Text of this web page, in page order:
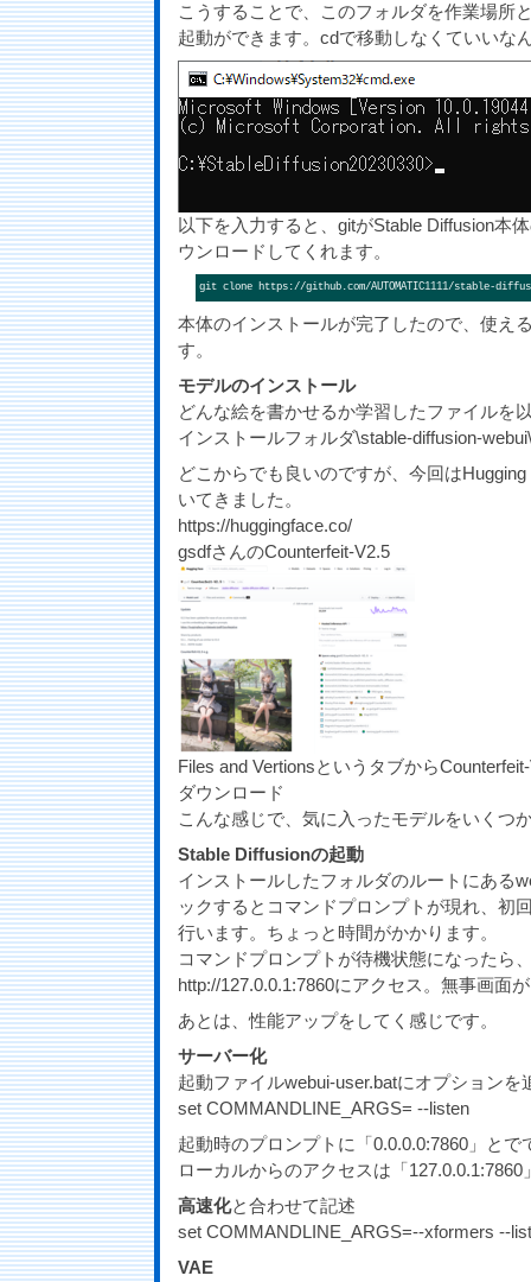
こうすることで、このフォルダを作業場所
起動ができます。cdで移動しなくていいな
以下を入力すると、gitがStable Diffusion本
ウンロードしてくれます。
git clone https://github.com/AUTOMATIC1111/stable-
本体のインストールが完了したので、使え
す。
モデルのインストール
どんな絵を書かせるか学習したファイルを
インストールフォルダ\stable-diffusion-
どこからでも良いのですが、今回は
いてきました。
https://huggingface.co/
gsdfさんのCounterfeit-V2.5
Files and Vertionsというタブから
ダウンロード
こんな感じで、気に入ったモデルをいくつ
Stable Diffusionの起動
インストールしたフォルダのルートにある
ックするとコマンドプロンプトが現れ、初
行います。ちょっと時間がかかります。
コマンドプロンプトが待機状態になったら
http://127.0.0.1:7860にアクセス。無事画面
あとは、性能アップをしてく感じです。
サーバー化
起動ファイルwebui-user.batにオプションを
set COMMANDLINE_ARGS= --listen
起動時のプロンプトに「0.0.0.0:7860」とで
ローカルからのアクセスは「127.0.0.1:7860
高速化と合わせて記述
set COMMANDLINE_ARGS=--xformers --
VAE